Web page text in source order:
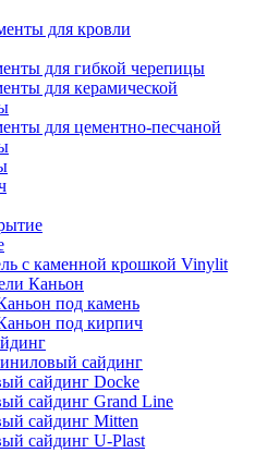
для кровли
для гибкой черепицы
для керамической
для цементно-песчаной
с каменной крошкой Vinylit
Каньон
под камень
под кирпич
сайдинг
сайдинг Docke
сайдинг Grand Line
сайдинг Mitten
сайдинг U-Plast